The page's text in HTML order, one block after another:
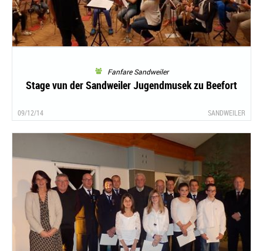
Fanfare Sandweiler
Stage vun der Sandweiler Jugendmusek zu Beefort
09/12/14 SANDWEILER